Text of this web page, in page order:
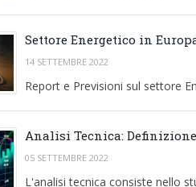
Settore Energetico in
14 SETTEMBRE 2022
Report e Previsioni sul settore
Analisi Tecnica:
05 SETTEMBRE 2022
L'analisi tecnica consiste nello